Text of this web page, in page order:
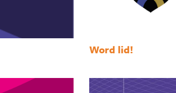
Word lid!